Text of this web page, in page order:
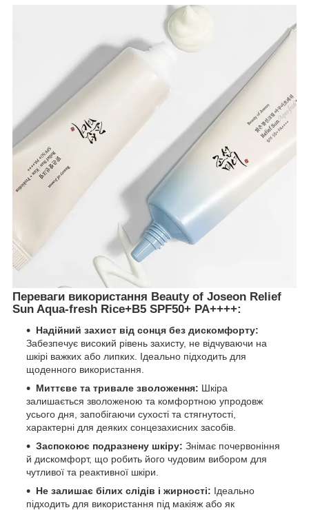
Переваги використання Beauty of Joseon Relief
Sun Aqua-fresh Rice+B5 SPF50+ PA++++:
Надійний захист від сонця без дискомфорту:
Забезпечує високий рівень захисту, не відчуваючи на
шкірі важких або липких. Ідеально підходить для
щоденного використання.
Миттєве та тривале зволоження: Шкіра
залишається зволоженою та комфортною упродовж
усього дня, запобігаючи сухості та стягнутості,
характерні для деяких сонцезахисних засобів.
Заспокоює подразнену шкіру: Знімає почервоніння
й дискомфорт, що робить його чудовим вибором для
чутливої та реактивної шкіри.
Не залишає білих слідів і жирності: Ідеально
підходить для використання під макіяж або як